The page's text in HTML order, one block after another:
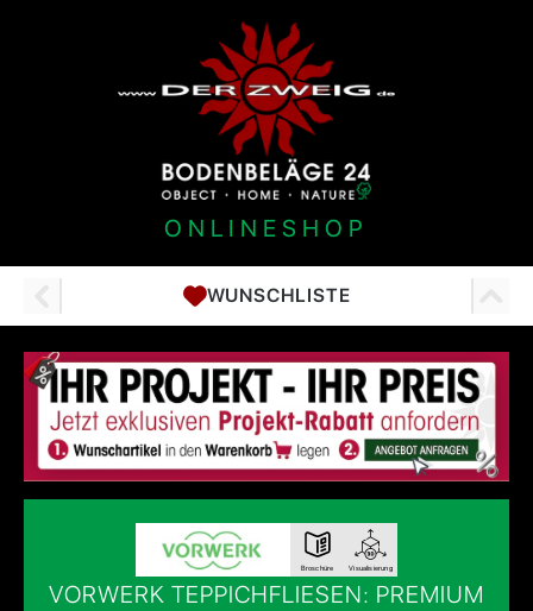
ONLINESHOP
WUNSCHLISTE
Broschüre Visualisierung
VORWERK TEPPICHFLIESEN: PREMIUM